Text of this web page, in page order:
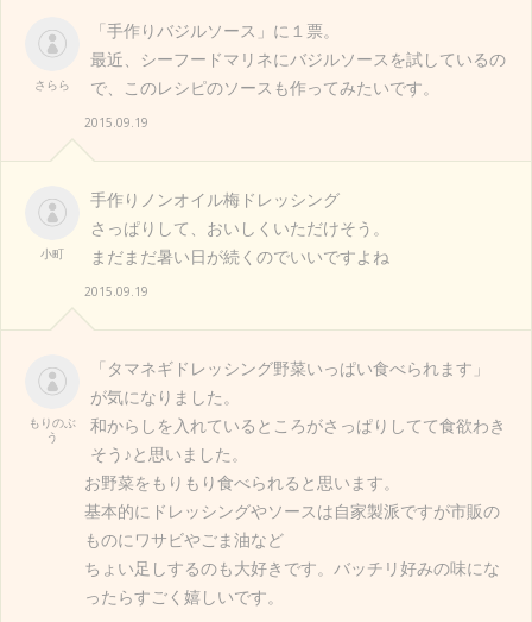
さらら
「手作りバジルソース」に１票。
最近、シーフードマリネにバジルソースを試しているの
で、このレシピのソースも作ってみたいです。
2015.09.19
小町
手作りノンオイル梅ドレッシング
さっぱりして、おいしくいただけそう。
まだまだ暑い日が続くのでいいですよね
2015.09.19
もりのぶ
う
「タマネギドレッシング野菜いっぱい食べられます」
が気になりました。
和からしを入れているところがさっぱりしてて食欲わき
そう♪と思いました。
お野菜をもりもり食べられると思います。
基本的にドレッシングやソースは自家製派ですが市販の
ものにワサビやごま油など
ちょい足しするのも大好きです。バッチリ好みの味にな
ったらすごく嬉しいです。